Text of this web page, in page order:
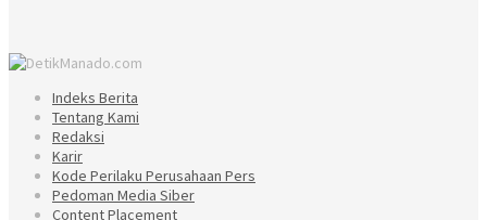
Indeks Berita
Tentang Kami
Redaksi
Karir
Kode Perilaku Perusahaan Pers
Pedoman Media Siber
Content Placement